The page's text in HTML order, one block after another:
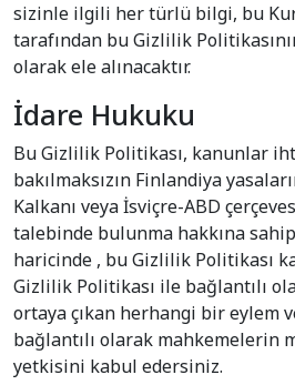
sizinle ilgili her türlü bilgi, bu
tarafından bu Gizlilik
olarak ele alınacaktır.
İdare Hukuku
Bu Gizlilik Politikası, kanunlar
bakılmaksızın Finlandiya
Kalkanı veya İsviçre-ABD
talebinde bulunma hakkına
haricinde , bu Gizlilik Politikası
Gizlilik Politikası ile bağlantılı
ortaya çıkan herhangi bir eylem
bağlantılı olarak mahkemelerin
yetkisini kabul edersiniz.